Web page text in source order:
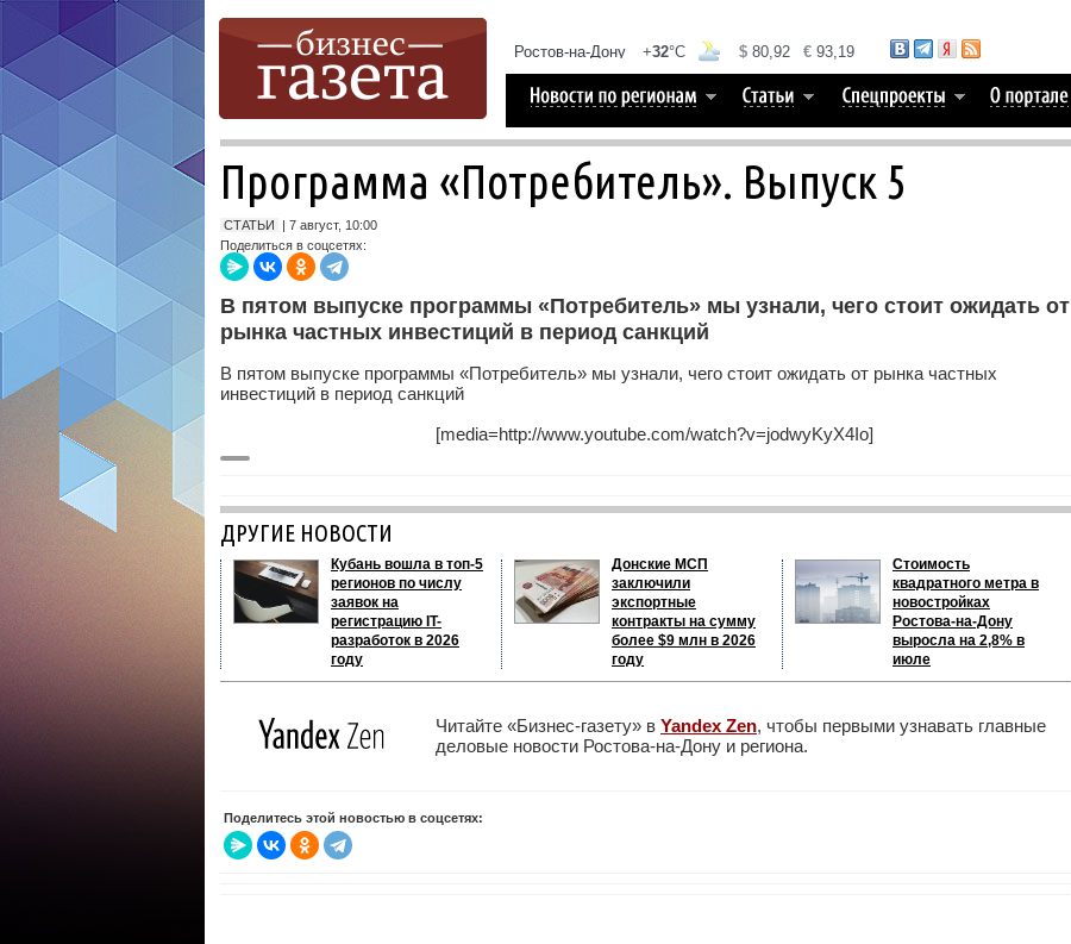
Программа «Потребитель». Выпуск 5
СТАТЬИ
| 7 август, 10:00
Поделиться в соцсетях:
В пятом выпуске программы «Потребитель» мы узнали, чего стоит ожидать от
рынка частных инвестиций в период санкций
В пятом выпуске программы «Потребитель» мы узнали, чего стоит ожидать от рынка частных
инвестиций в период санкций
[media=http://www.youtube.com/watch?v=jodwyKyX4Io]
ДРУГИЕ НОВОСТИ
Кубань вошла в топ-5
регионов по числу
заявок на
регистрацию IT-
разработок в 2026
году
Донские МСП
заключили
экспортные
контракты на сумму
более $9 млн в 2026
году
Стоимость
квадратного метра в
новостройках
Ростова-на-Дону
выросла на 2,8% в
июле
Читайте «Бизнес-газету» в Yandex Zen, чтобы первыми узнавать главные
деловые новости Ростова-на-Дону и региона.
Поделитесь этой новостью в соцсетях: